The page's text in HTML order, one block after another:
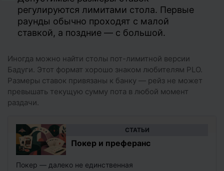
регулируются лимитами стола. Первые
раунды обычно проходят с малой
ставкой, а поздние — с большой.
Иногда можно найти столы пот-лимитной версии
Бадуги. Этот формат хорошо знаком любителям PLO.
Размеры ставок привязаны к банку — рейз не может
превышать текущую сумму пота в любой момент
раздачи.
CТАТЬИ
Покер и преферанс
Покер — далеко не единственная